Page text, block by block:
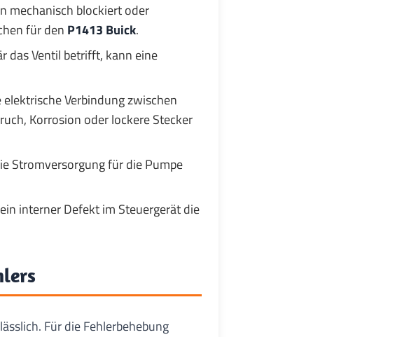
mechanisch blockiert oder
für den P1413 Buick.
das Ventil betrifft, kann eine
elektrische Verbindung zwischen
Korrosion oder lockere Stecker
Stromversorgung für die Pumpe
interner Defekt im Steuergerät die
Für die Fehlerbehebung